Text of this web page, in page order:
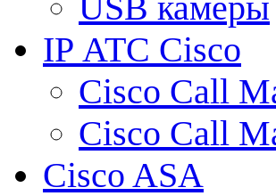
IP АТС Cisco
Cisco Call
Cisco Call
Cisco ASA